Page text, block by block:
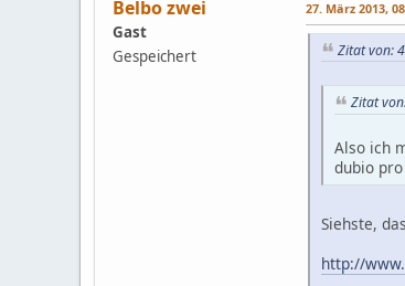
Belbo zwei
Gast
Gespeichert
27. März 2013,
Zitat von:
Zitat
Also ich
dubio
Siehste,
http://